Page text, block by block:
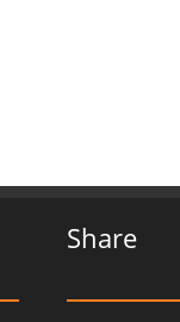
Share